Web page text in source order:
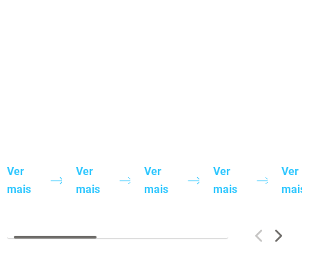
Ver
mais
Ver
mais
Ver
mais
Ver
mais
Ver
mais